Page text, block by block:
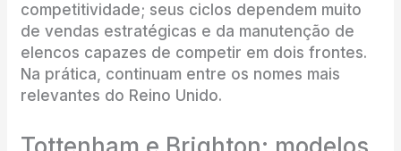
competitividade; seus ciclos dependem muito
de vendas estratégicas e da manutenção de
elencos capazes de competir em dois frontes.
Na prática, continuam entre os nomes mais
relevantes do Reino Unido.